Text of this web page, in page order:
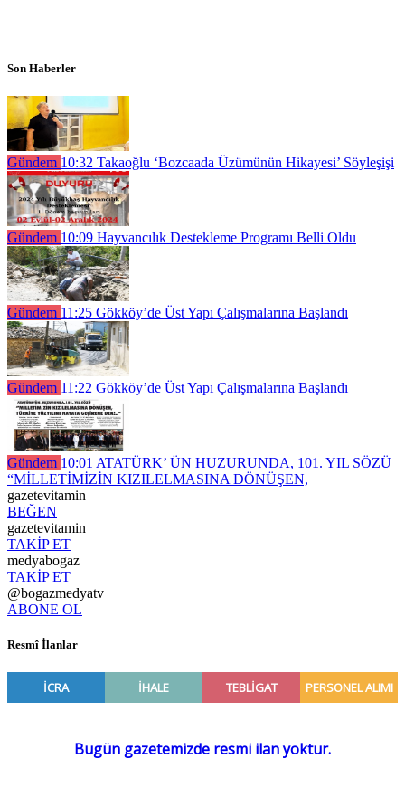
Son Haberler
Gündem 10:32 Takaoğlu ‘Bozcaada Üzümünün Hikayesi’ Söyleşişi
Gündem 10:09 Hayvancılık Destekleme Programı Belli Oldu
Gündem 11:25 Gökköy’de Üst Yapı Çalışmalarına Başlandı
Gündem 11:22 Gökköy’de Üst Yapı Çalışmalarına Başlandı
Gündem 10:01 ATATÜRK’ ÜN HUZURUNDA, 101. YIL SÖZÜ
“MİLLETİMİZİN KIZILELMASINA DÖNÜŞEN,
gazetevitamin
BEĞEN
gazetevitamin
TAKİP ET
medyabogaz
TAKİP ET
@bogazmedyatv
ABONE OL
Resmî İlanlar